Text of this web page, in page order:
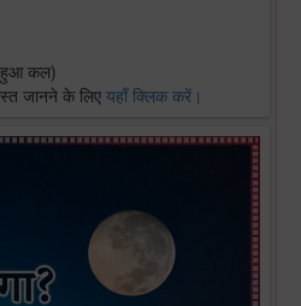
हुआ कल)
जानने के लिए यहाँ क्लिक करें।